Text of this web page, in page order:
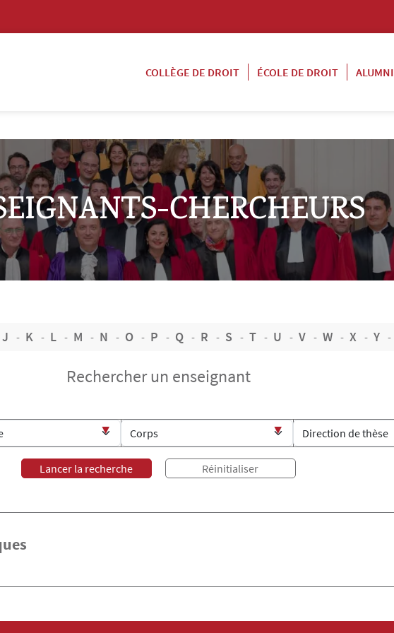
COLLÈGE DE DROIT
ÉCOLE DE DROIT ALUMNI
CHERCHEURS
J K L M N O P Q R S T U V W X Y
Rechercher un enseignant